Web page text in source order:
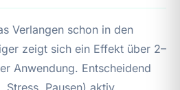
Verlangen schon in den
zeigt sich ein Effekt über 2–
Anwendung. Entscheidend
Stress, Pausen) aktiv